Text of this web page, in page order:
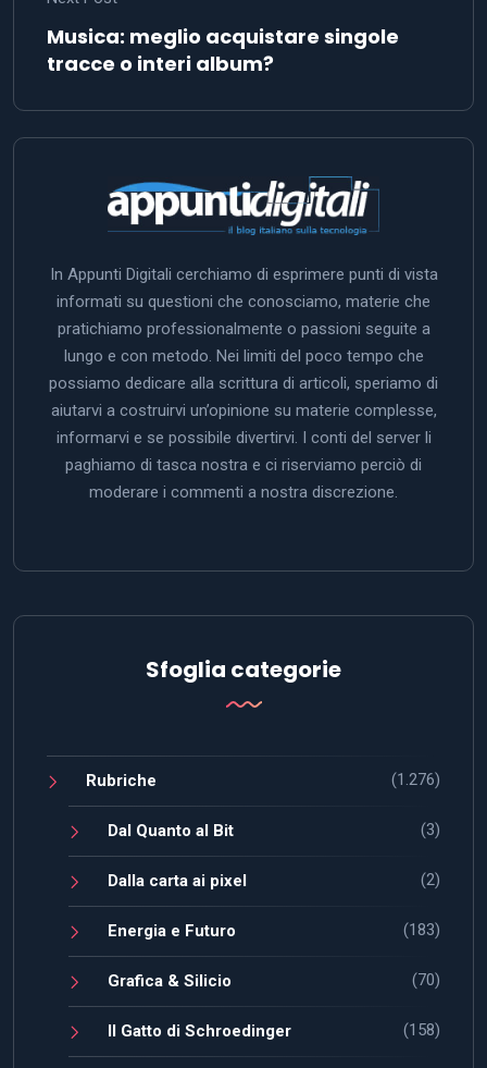
Musica: meglio acquistare singole
tracce o interi album?
In Appunti Digitali cerchiamo di esprimere punti di vista
informati su questioni che conosciamo, materie che
pratichiamo professionalmente o passioni seguite a
lungo e con metodo. Nei limiti del poco tempo che
possiamo dedicare alla scrittura di articoli, speriamo di
aiutarvi a costruirvi un’opinione su materie complesse,
informarvi e se possibile divertirvi. I conti del server li
paghiamo di tasca nostra e ci riserviamo perciò di
moderare i commenti a nostra discrezione.
Sfoglia categorie
Rubriche (1.276)
Dal Quanto al Bit (3)
Dalla carta ai pixel (2)
Energia e Futuro (183)
Grafica & Silicio (70)
Il Gatto di Schroedinger (158)